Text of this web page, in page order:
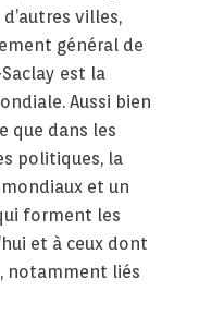
villes,
général de
est la
Aussi bien
que dans les
politiques, la
et un
forment les
et à ceux dont
notamment liés